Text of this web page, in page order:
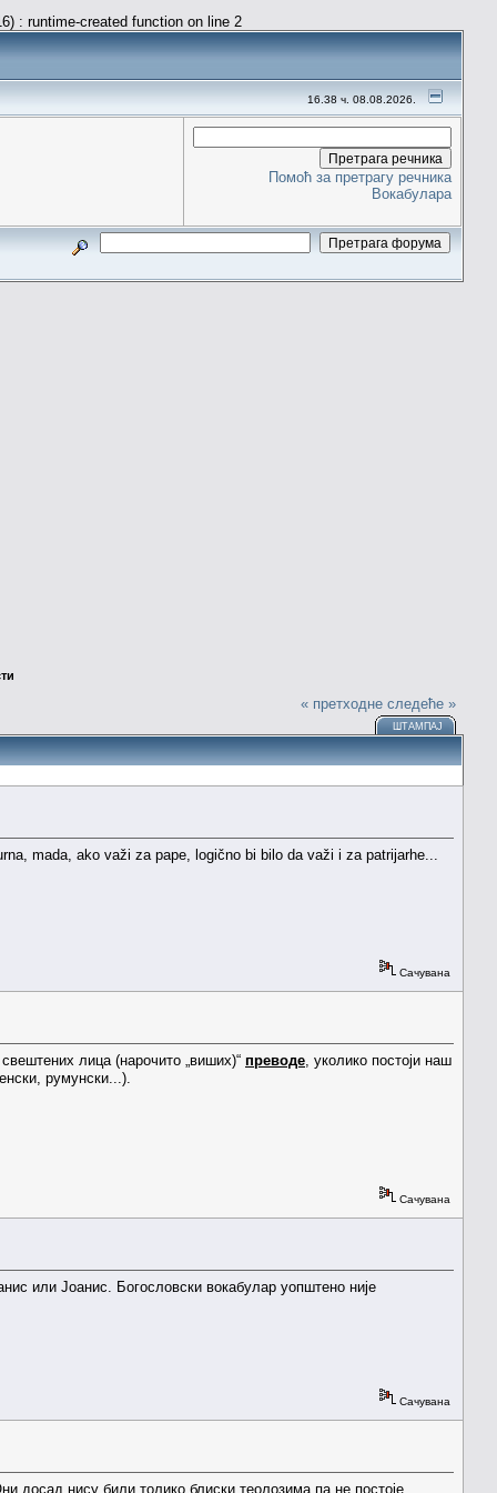
: runtime-created function on line 2
16.38 ч. 08.08.2026.
Помоћ за претрагу речника
Вокабулара
« претходне следеће »
ШТАМПАЈ
mada, ako važi za pape, logično bi bilo da važi i za patrijarhe...
Сачувана
лица (нарочито „виших)“ преводе , уколико постоји наш
румунски...).
Сачувана
или Јоанис. Богословски вокабулар уопштено није
Сачувана
досад нису били толико блиски теолозима па не постоје